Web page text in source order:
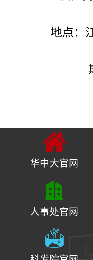
地点：
华中大官网
人事处官网